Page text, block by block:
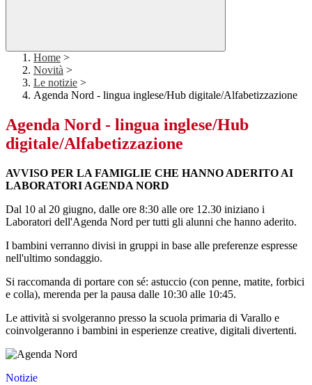
Home >
Novità >
Le notizie >
Agenda Nord - lingua inglese/Hub digitale/Alfabetizzazione
Agenda Nord - lingua inglese/Hub
digitale/Alfabetizzazione
AVVISO PER LA FAMIGLIE CHE HANNO ADERITO AI
LABORATORI AGENDA NORD
Dal 10 al 20 giugno, dalle ore 8:30 alle ore 12.30 iniziano i
Laboratori dell'Agenda Nord per tutti gli alunni che hanno aderito.
I bambini verranno divisi in gruppi in base alle preferenze espresse
nell'ultimo sondaggio.
Si raccomanda di portare con sé: astuccio (con penne, matite, forbici
e colla), merenda per la pausa dalle 10:30 alle 10:45.
Le attività si svolgeranno presso la scuola primaria di Varallo e
coinvolgeranno i bambini in esperienze creative, digitali divertenti.
Notizie